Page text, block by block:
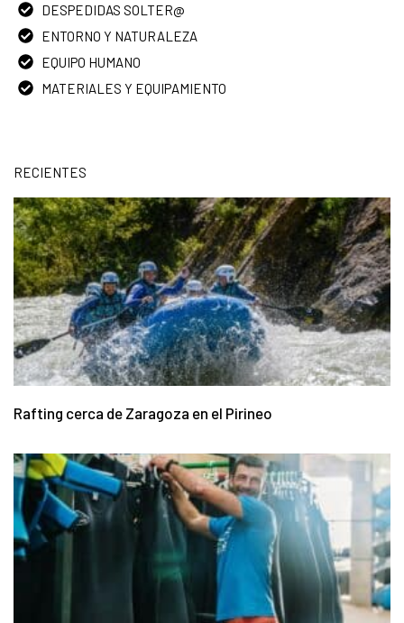
DESPEDIDAS SOLTER@
ENTORNO Y NATURALEZA
EQUIPO HUMANO
MATERIALES Y EQUIPAMIENTO
RECIENTES
Rafting cerca de Zaragoza en el Pirineo